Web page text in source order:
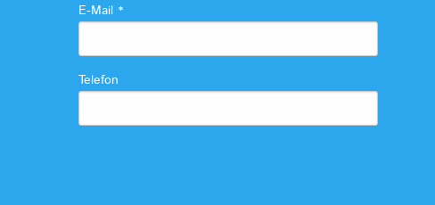
E-Mail *
Telefon